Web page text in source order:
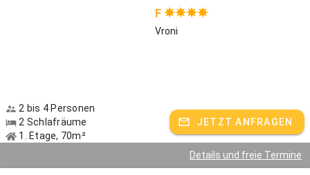
F
Vroni
2 bis 4 Personen
2 Schlafräume
1. Etage, 70m²
JETZT ANFRAGEN
Details und freie Termine